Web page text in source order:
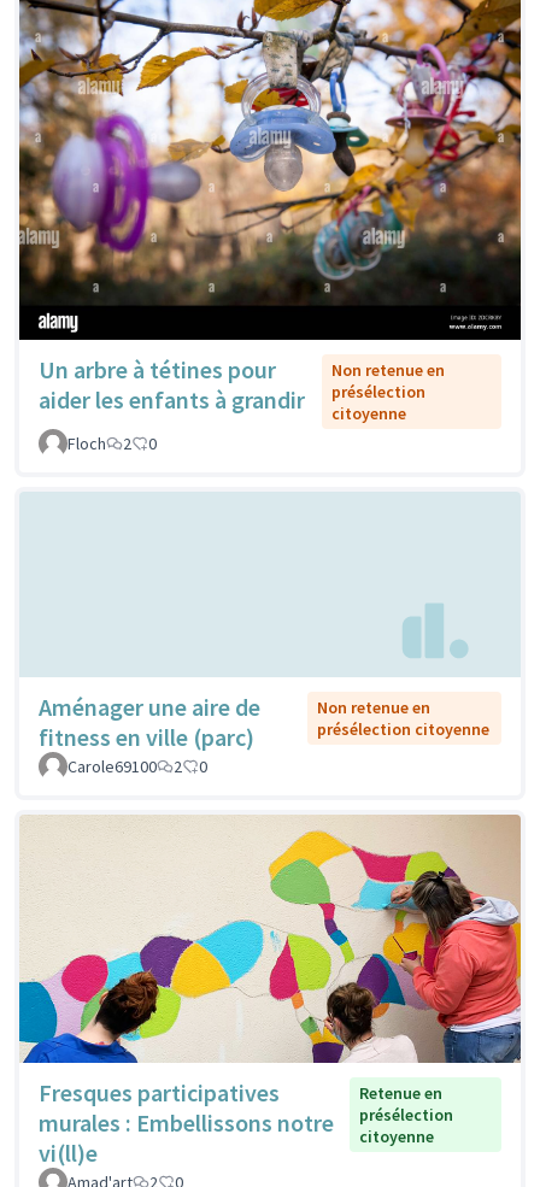
Un arbre à tétines pour
aider les enfants à grandir
Non retenue en
présélection
citoyenne
Floch
2 0
Aménager une aire de
fitness en ville (parc)
Non retenue en
présélection citoyenne
Carole69100
2 0
Fresques participatives
murales : Embellissons notre
vi(ll)e
Retenue en
présélection
citoyenne
Amad'art 2 0